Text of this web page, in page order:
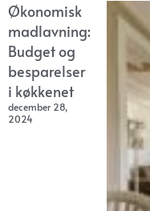
Økonomisk
madlavning:
Budget og
besparelser
i køkkenet
december 28,
2024